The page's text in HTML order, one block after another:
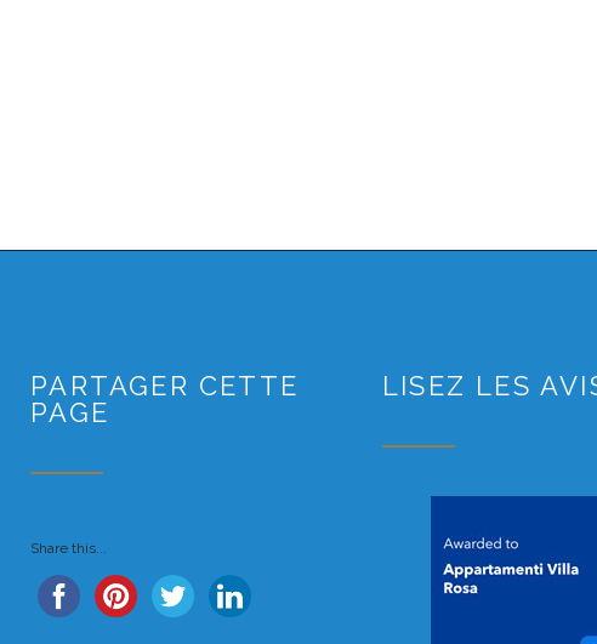
PARTAGER CETTE
PAGE
Share this...
LISEZ LES